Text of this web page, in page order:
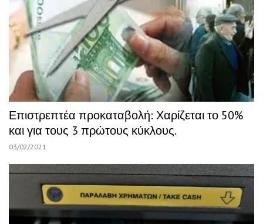
Επιστρεπτέα προκαταβολή: Χαρίζεται το 50%
και για τους 3 πρώτους κύκλους.
03/02/2021